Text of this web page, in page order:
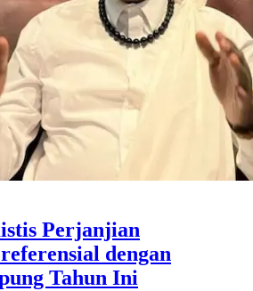
Perjanjian
dengan
Tahun Ini